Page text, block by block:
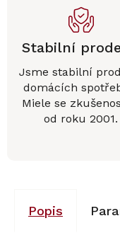
Stabilní
Jsme stabilní
domácích
Miele se
od roku 2001.
Popis